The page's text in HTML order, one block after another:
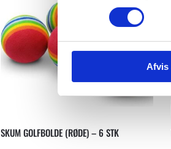
m
k
v
g
Afvis
SKUM GOLFBOLDE (RØDE) – 6 STK